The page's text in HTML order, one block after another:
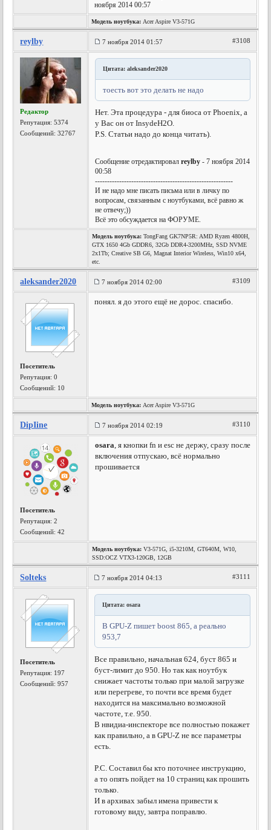
ноября 2014 00:57
Модель ноутбука: Acer Aspire V3-571G
reylby 7 ноября 2014 01:57 #3108
Редактор
Репутация:5374
Сообщений: 32767
Цитата: aleksander2020
тоесть вот это делать не надо
Нет. Эта процедура - для биоса от Phoenix, а
у Вас он от InsydeH2O.
P.S. Статьи надо до конца читать).
Сообщение отредактировалreylby - 7 ноября 2014
00:58
---------------------------------------------------------
И не надо мне писать письма или в личку по
вопросам, связанным с ноутбуками, всё равно ж
не отвечу;))
Всё это обсуждается на ФОРУМЕ.
Модель ноутбука: TongFang GK7NP5R: AMD Ryzen 4800H,
GTX 1650 4Gb GDDR6, 32Gb DDR4-3200MHz, SSD NVME
2x1Tb; Creative SB G6, Magnat Interior Wireless, Win10 x64,
etc.
aleksander2020 7 ноября 2014 02:00 #3109
Посетитель
Репутация:0
Сообщений: 10
понял. я до этого ещё не дорос. спасибо.
Модель ноутбука: Acer Aspire V3-571G
DipIine 7 ноября 2014 02:19 #3110
Посетитель
Репутация:2
Сообщений: 42
osara, я кнопки fn и esc не держу, сразу после
включения отпускаю, всё нормально
прошивается
Модель ноутбука: V3-571G, i5-3210M, GT640M, W10,
SSD:OCZ VTX3-120GB, 12GB
Solteks 7 ноября 2014 04:13 #3111
Посетитель
Репутация: 197
Сообщений: 957
Цитата: osara
В GPU-Z пишет boost 865, а реально
953,7
Все правильно, начальная 624, буст 865 и
буст-лимит до 950. Но так как ноутбук
снижает частоты только при малой загрузке
или перегреве, то почти все время будет
находится на максимально возможной
частоте, т.е. 950.
В нвидиа-инспекторе все полностью покажет
как правильно, а в GPU-Z не все параметры
есть.
P.C. Составил бы кто поточнее инструкцию,
а то опять пойдет на 10 страниц как прошить
только.
И в архивах забыл имена привести к
готовому виду, завтра поправлю.